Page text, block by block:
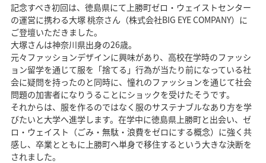
記念すべき初回は、徳島県にて上勝町ゼロ・ウェイストセンター
の運営に携わる大塚 桃奈さん（株式会社BIG EYE COMPANY）に
ご登壇いただきました。
大塚さんは神奈川県出身の26歳。
元々ファッションデザインに興味があり、高校在学時のファッシ
ョン留学を通じて服を「捨てる」行為が当たり前になっている社
会に疑問を持ったのと同時に、憧れのファッションを通じて社会
問題の加害者になりうることにショックを受けたそうです。
それからは、服を作るのではなく服のサステナブルなあり方を学
びたいと大学へ進学します。在学中に徳島県上勝町と出会い、ゼ
ロ・ウェイスト（ごみ・無駄・浪費をゼロにする概念）に強く共
感し、卒業とともに上勝町へ単身で移住するという大きな決断を
されました。